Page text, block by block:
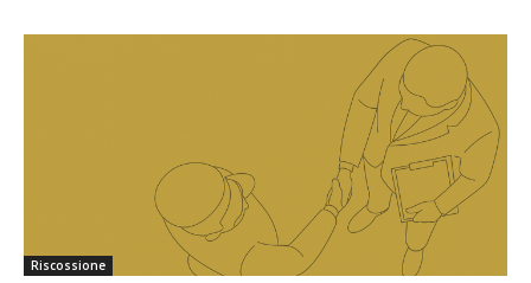
Riscossione